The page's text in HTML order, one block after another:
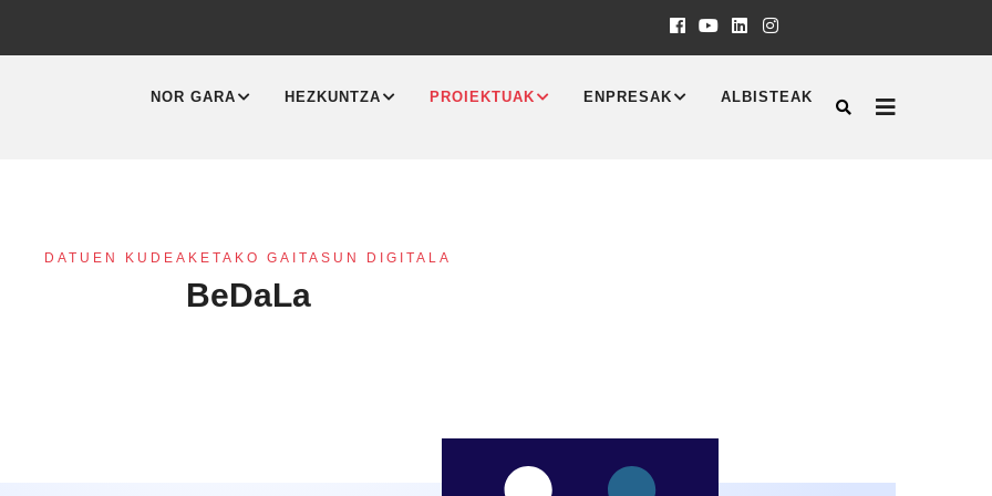
NAVIGATION
NOR GARA HEZKUNTZA PROIEKTUAK ENPRESAK ALBISTEAK
DATUEN KUDEAKETAKO GAITASUN DIGITALA
BeDaLa